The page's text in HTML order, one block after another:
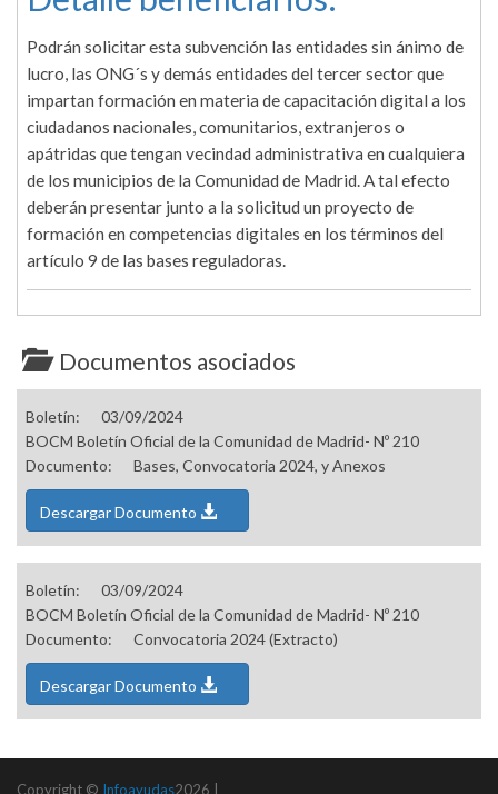
Podrán solicitar esta subvención las entidades sin ánimo de
lucro, las ONG´s y demás entidades del tercer sector que
impartan formación en materia de capacitación digital a los
ciudadanos nacionales, comunitarios, extranjeros o
apátridas que tengan vecindad administrativa en cualquiera
de los municipios de la Comunidad de Madrid. A tal efecto
deberán presentar junto a la solicitud un proyecto de
formación en competencias digitales en los términos del
artículo 9 de las bases reguladoras.
Documentos asociados
Boletín:
03/09/2024
BOCM Boletín Oficial de la Comunidad de Madrid- Nº 210
Documento:
Bases, Convocatoria 2024, y Anexos
Descargar Documento
Boletín:
03/09/2024
BOCM Boletín Oficial de la Comunidad de Madrid- Nº 210
Documento:
Convocatoria 2024 (Extracto)
Descargar Documento
Copyright © Infoayudas2026 |